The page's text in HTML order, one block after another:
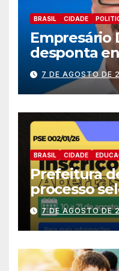
BRASIL CIDADE
Empresário
desponta
nomes do
deputado
7 DE AGOSTO DE
BRASIL CIDADE
Prefeitura
processo
estagiários
7 DE AGOSTO DE